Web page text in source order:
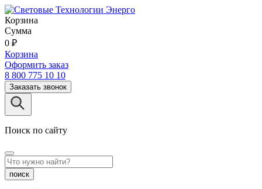
Корзина
Сумма
0 ₽
Корзина
Оформить заказ
8 800 775 10 10
Заказать звонок
Поиск по сайту
поиск